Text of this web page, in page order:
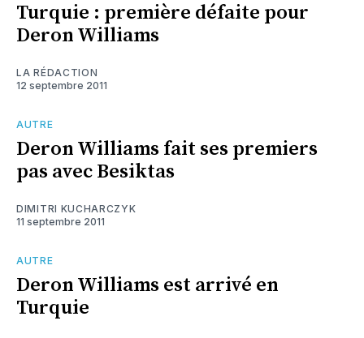
Turquie : première défaite pour
Deron Williams
LA RÉDACTION
12 septembre 2011
AUTRE
Deron Williams fait ses premiers
pas avec Besiktas
DIMITRI KUCHARCZYK
11 septembre 2011
AUTRE
Deron Williams est arrivé en
Turquie